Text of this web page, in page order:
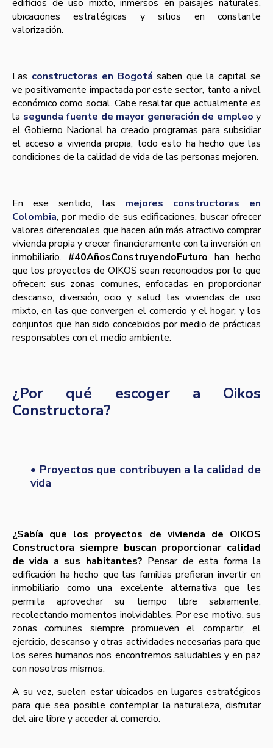
edificios de uso mixto, inmersos en paisajes naturales,
ubicaciones estratégicas y sitios en constante
valorización.
Las constructoras en Bogotá saben que la capital se
ve positivamente impactada por este sector, tanto a nivel
económico como social. Cabe resaltar que actualmente es
la segunda fuente de mayor generación de empleo y
el Gobierno Nacional ha creado programas para subsidiar
el acceso a vivienda propia; todo esto ha hecho que las
condiciones de la calidad de vida de las personas mejoren.
En ese sentido, las mejores constructoras en
Colombia, por medio de sus edificaciones, buscar ofrecer
valores diferenciales que hacen aún más atractivo comprar
vivienda propia y crecer financieramente con la inversión en
inmobiliario. #40AñosConstruyendoFuturo han hecho
que los proyectos de OIKOS sean reconocidos por lo que
ofrecen: sus zonas comunes, enfocadas en proporcionar
descanso, diversión, ocio y salud; las viviendas de uso
mixto, en las que convergen el comercio y el hogar; y los
conjuntos que han sido concebidos por medio de prácticas
responsables con el medio ambiente.
¿Por qué escoger a Oikos
Constructora?
• Proyectos que contribuyen a la calidad de
vida
¿Sabía que los proyectos de vivienda de OIKOS
Constructora siempre buscan proporcionar calidad
de vida a sus habitantes? Pensar de esta forma la
edificación ha hecho que las familias prefieran invertir en
inmobiliario como una excelente alternativa que les
permita aprovechar su tiempo libre sabiamente,
recolectando momentos inolvidables. Por ese motivo, sus
zonas comunes siempre promueven el compartir, el
ejercicio, descanso y otras actividades necesarias para que
los seres humanos nos encontremos saludables y en paz
con nosotros mismos.
A su vez, suelen estar ubicados en lugares estratégicos
para que sea posible contemplar la naturaleza, disfrutar
del aire libre y acceder al comercio.